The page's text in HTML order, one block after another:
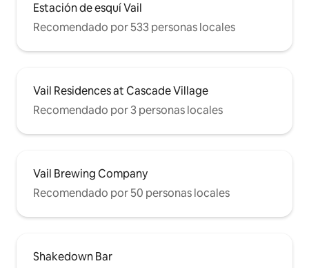
Estación de esquí Vail
Recomendado por 533 personas locales
Vail Residences at Cascade Village
Recomendado por 3 personas locales
Vail Brewing Company
Recomendado por 50 personas locales
Shakedown Bar